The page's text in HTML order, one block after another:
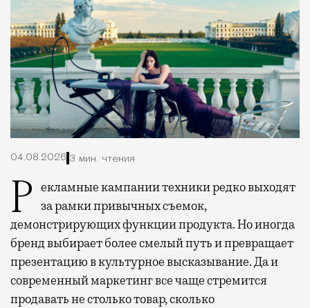
04.08.2026 3 мин. чтения
Рекламные кампании техники редко выходят
за рамки привычных съемок,
демонстрирующих функции продукта. Но иногда
бренд выбирает более смелый путь и превращает
презентацию в культурное высказывание. Да и
современный маркетинг все чаще стремится
продавать не столько товар, сколько